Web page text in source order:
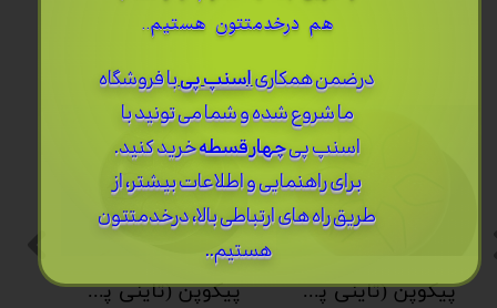
پیکوپن (تاینی پن) 6 نت برند دلکو پیکوپن (تاینی پن) 6 نت برند دلکو
هم درخدمتتون هستیم..
درضمن ​همکاریاسنپ پیبا فروشگاه
ما شروع شده و شما می تونید با
اسنپ پیچهار قسطهخرید کنید.
برای راهنمایی و اطلاعات بیشتر، از
طریق راه های ارتباطی بالا، درخدمتتون
هستیم..